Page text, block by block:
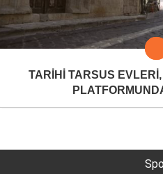
TARİHİ TARSUS